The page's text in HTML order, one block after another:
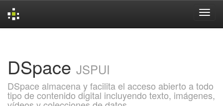
DSpace JSPUI
DSpace almacena y facilita el acceso abierto a todo
tipo de contenido digital incluyendo texto, imágenes,